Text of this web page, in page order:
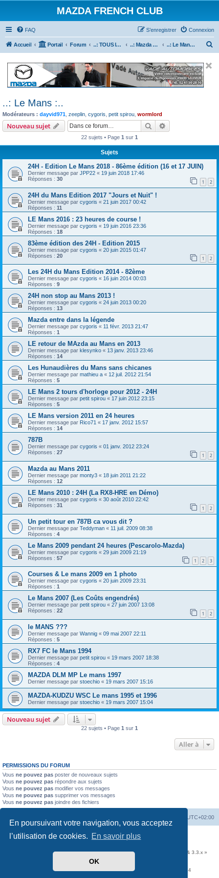
En poursuivant votre navigation, vous acceptez
l’utilisation de cookies. En savoir plus
OK
MAZDA FRENCH CLUB
FAQ Connexion
S’enregistrer
Accueil Portail Forum ..: TOUS les Véhicules MAZDA :.. ..: Mazda en course :.. ..: Le Mans :..
..: Le Mans :..
Modérateurs : dayvid971 zeeplin cygoris petit spirou wormlord
Nouveau sujet Rechercher
22 sujets • Page 1 sur 1
Sujets
24H - Edition Le Mans 2018 - 86ème édition (16 et 17 JUIN)
Dernier message par JPP22 « 19 juin 2018 17:46
Réponses : 30 1 2
24H du Mans Edition 2017 "Jours et Nuit" !
Dernier message par cygoris « 21 juin 2017 00:42
Réponses : 11
LE Mans 2016 : 23 heures de course !
Dernier message par cygoris « 19 juin 2016 23:36
Réponses : 18
83ème édition des 24H - Edition 2015
Dernier message par cygoris « 20 juin 2015 01:47
Réponses : 20 1 2
Les 24H du Mans Edition 2014 - 82ème
Dernier message par cygoris « 16 juin 2014 00:03
Réponses : 9
24H non stop au Mans 2013 !
Dernier message par cygoris « 24 juin 2013 00:20
Réponses : 13
Mazda entre dans la légende
Dernier message par cygoris « 11 févr. 2013 21:47
Réponses : 1
LE retour de MAzda au Mans en 2013
Dernier message par klesynko « 13 janv. 2013 23:46
Réponses : 14
Les Hunaudières du Mans sans chicanes
Dernier message par mathieu a « 12 juil. 2012 21:54
Réponses : 5
LE Mans 2 tours d'horloge pour 2012 - 24H
Dernier message par petit spirou « 17 juin 2012 23:15
Réponses : 5
LE Mans version 2011 en 24 heures
Dernier message par Rico71 « 17 janv. 2012 15:57
Réponses : 14
787B
Dernier message par cygoris « 01 janv. 2012 23:24
Réponses : 27 1 2
Mazda au Mans 2011
Dernier message par monty3 « 18 juin 2011 21:22
Réponses : 12
LE Mans 2010 : 24H (La RX8-HRE en Démo)
Dernier message par cygoris « 30 août 2010 22:42
Réponses : 31 1 2
Un petit tour en 787B ca vous dit ?
Dernier message par Teddyman « 11 juil. 2009 08:38
Réponses : 4
Le Mans 2009 pendant 24 heures (Pescarolo-Mazda)
Dernier message par cygoris « 29 juin 2009 21:19
Réponses : 57 1 2 3
Courses & Le mans 2009 en 1 photo
Dernier message par cygoris « 20 juin 2009 23:31
Réponses : 1
Le Mans 2007 (Les Coûts engendrés)
Dernier message par petit spirou « 27 juin 2007 13:08
Réponses : 22 1 2
le MANS ???
Dernier message par Wannig « 09 mai 2007 22:11
Réponses : 5
RX7 FC le Mans 1994
Dernier message par petit spirou « 19 mars 2007 18:38
Réponses : 4
MAZDA DLM MP Le mans 1997
Dernier message par stoechio « 19 mars 2007 15:16
MAZDA-KUDZU WSC Le mans 1995 et 1996
Dernier message par stoechio « 19 mars 2007 15:04
Nouveau sujet
22 sujets • Page 1 sur 1
Aller à
PERMISSIONS DU FORUM
Vous ne pouvez pas poster de nouveaux sujets
Vous ne pouvez pas répondre aux sujets
Vous ne pouvez pas modifier vos messages
Vous ne pouvez pas supprimer vos messages
Vous ne pouvez pas joindre des fichiers
UTC+02:00
Développé parphpBB® Forum Software © phpBB Limited
Communauté EzCom: « Traductions d'extensions & styles pour phpBB 3.2.x & 3.3.x »
Forum hébergé par les services d’
Avenue de la Praille, 26 - 1227 Carouge - Suisse - tél +41 22 820 35 44